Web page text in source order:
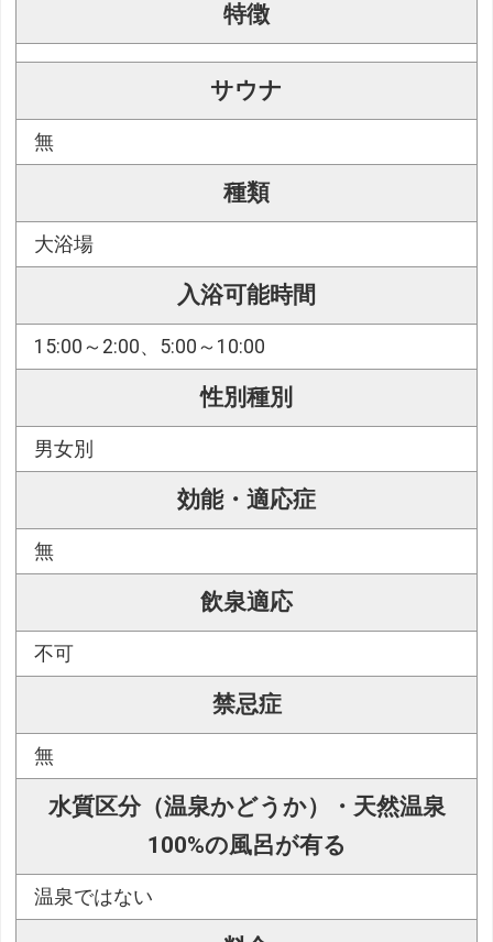
特徴
サウナ
無
種類
大浴場
入浴可能時間
15:00～2:00、5:00～10:00
性別種別
男女別
効能・適応症
無
飲泉適応
不可
禁忌症
無
水質区分（温泉かどうか）・天然温泉
100%の風呂が有る
温泉ではない